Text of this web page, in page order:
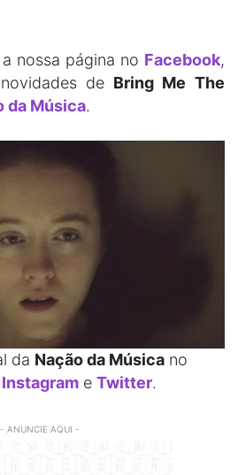
nossa página no Facebook,
de Bring Me The
da Música.
da Nação da Música no
Instagram e Twitter.
- ANUNCIE AQUI -